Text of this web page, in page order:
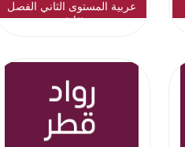
عربية المستوى الثاني الفصل